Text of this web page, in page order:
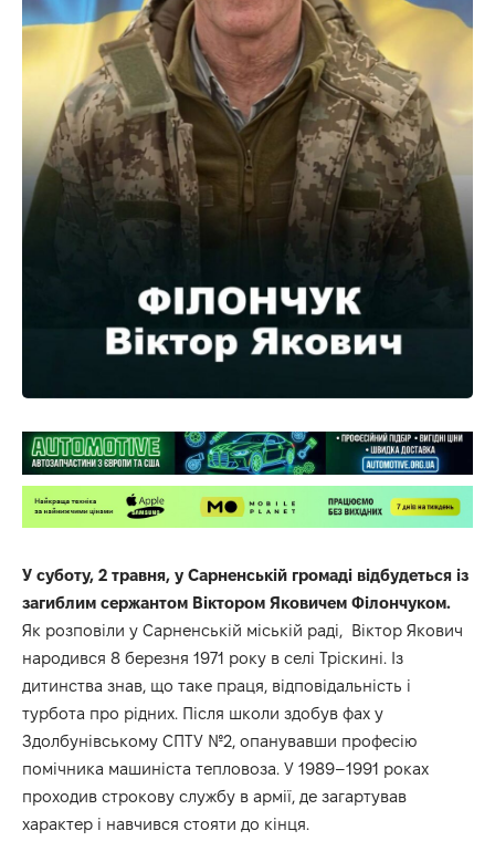
У суботу, 2 травня, у Сарненській громаді відбудеться із
загиблим сержантом Віктором Яковичем Філончуком.
Як розповіли у Сарненській міській раді, Віктор Якович
народився 8 березня 1971 року в селі Тріскині. Із
дитинства знав, що таке праця, відповідальність і
турбота про рідних. Після школи здобув фах у
Здолбунівському СПТУ №2, опанувавши професію
помічника машиніста тепловоза. У 1989–1991 роках
проходив строкову службу в армії, де загартував
характер і навчився стояти до кінця.